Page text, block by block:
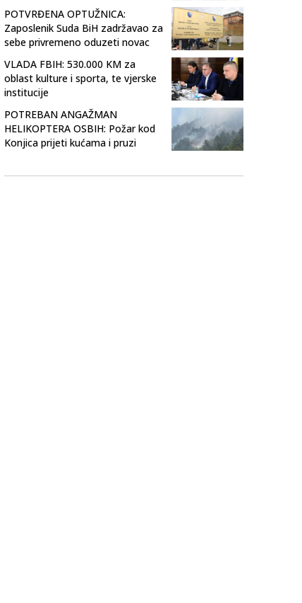
POTVRĐENA OPTUŽNICA:
Zaposlenik Suda BiH zadržavao za
sebe privremeno oduzeti novac
VLADA FBIH: 530.000 KM za
oblast kulture i sporta, te vjerske
institucije
POTREBAN ANGAŽMAN
HELIKOPTERA OSBIH: Požar kod
Konjica prijeti kućama i pruzi